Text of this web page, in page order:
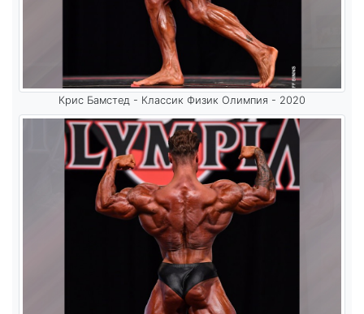
Крис Бамстед - Классик Физик Олимпия - 2020